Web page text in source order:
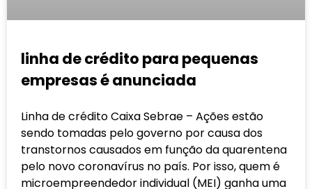
linha de crédito para pequenas
empresas é anunciada
Linha de crédito Caixa Sebrae – Ações estão
sendo tomadas pelo governo por causa dos
transtornos causados em função da quarentena
pelo novo coronavírus no país. Por isso, quem é
microempreendedor individual (MEI) ganha uma